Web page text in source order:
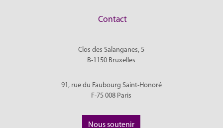
Contact
Clos des Salanganes, 5
B-1150 Bruxelles
91, rue du Faubourg Saint-Honoré
F-75 008 Paris
Nous soutenir